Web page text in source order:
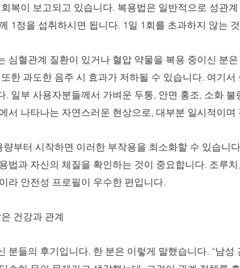
복이 보고되고 있습니다. 복용법은 일반적으로 성관
1정을 섭취하시면 됩니다. 1일 1회를 초과하지 않는
심혈관계 질환이 있거나 혈압 약물을 복용 중이신 분
한 과도한 음주 시 효과가 저하될 수 있습니다. 여기
. 일부 사용자분들께서 가벼운 두통, 안면 홍조, 소화
서 나타나는 자연스러운 현상으로, 대부분 일시적이며
량부터 시작하면 이러한 부작용을 최소화할 수 있습니
법과 자신의 체질을 확인하는 것이 중요합니다. 조루
라 안전성 프로필이 우수한 편입니다.
건강과 관계
분들의 후기입니다. 한 분은 이렇게 말했습니다. “남